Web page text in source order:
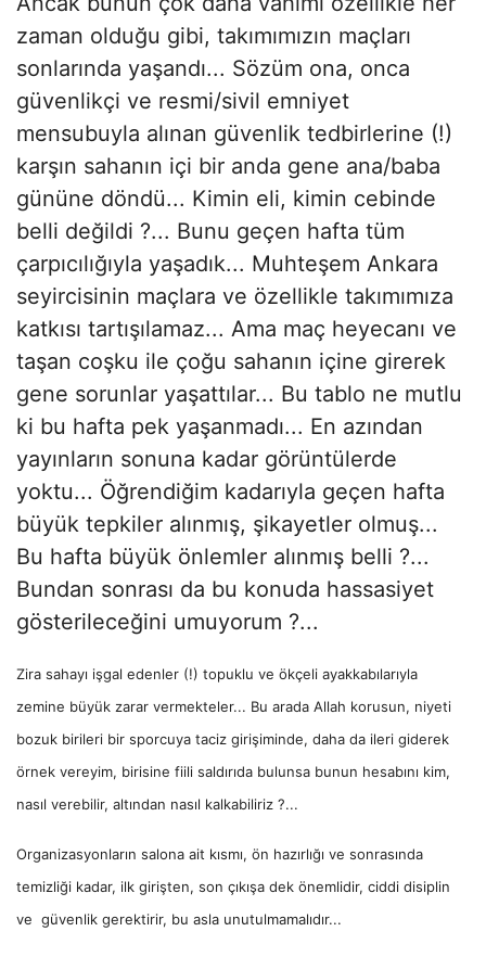
zaman olduğu gibi, takımımızın maçları
sonlarında yaşandı... Sözüm ona, onca
güvenlikçi ve resmi/sivil emniyet
mensubuyla alınan güvenlik tedbirlerine (!)
karşın sahanın içi bir anda gene ana/baba
gününe döndü... Kimin eli, kimin cebinde
belli değildi ?... Bunu geçen hafta tüm
çarpıcılığıyla yaşadık... Muhteşem Ankara
seyircisinin maçlara ve özellikle takımımıza
katkısı tartışılamaz... Ama maç heyecanı ve
taşan coşku ile çoğu sahanın içine girerek
gene sorunlar yaşattılar... Bu tablo ne mutlu
ki bu hafta pek yaşanmadı... En azından
yayınların sonuna kadar görüntülerde
yoktu... Öğrendiğim kadarıyla geçen hafta
büyük tepkiler alınmış, şikayetler olmuş...
Bu hafta büyük önlemler alınmış belli ?...
Bundan sonrası da bu konuda hassasiyet
gösterileceğini umuyorum ?...
Zira sahayı işgal edenler (!) topuklu ve ökçeli ayakkabılarıyla
zemine büyük zarar vermekteler... Bu arada Allah korusun, niyeti
bozuk birileri bir sporcuya taciz girişiminde, daha da ileri giderek
örnek vereyim, birisine fiili saldırıda bulunsa bunun hesabını kim,
nasıl verebilir, altından nasıl kalkabiliriz ?...
Organizasyonların salona ait kısmı, ön hazırlığı ve sonrasında
temizliği kadar, ilk girişten, son çıkışa dek önemlidir, ciddi disiplin
ve güvenlik gerektirir, bu asla unutulmamalıdır...